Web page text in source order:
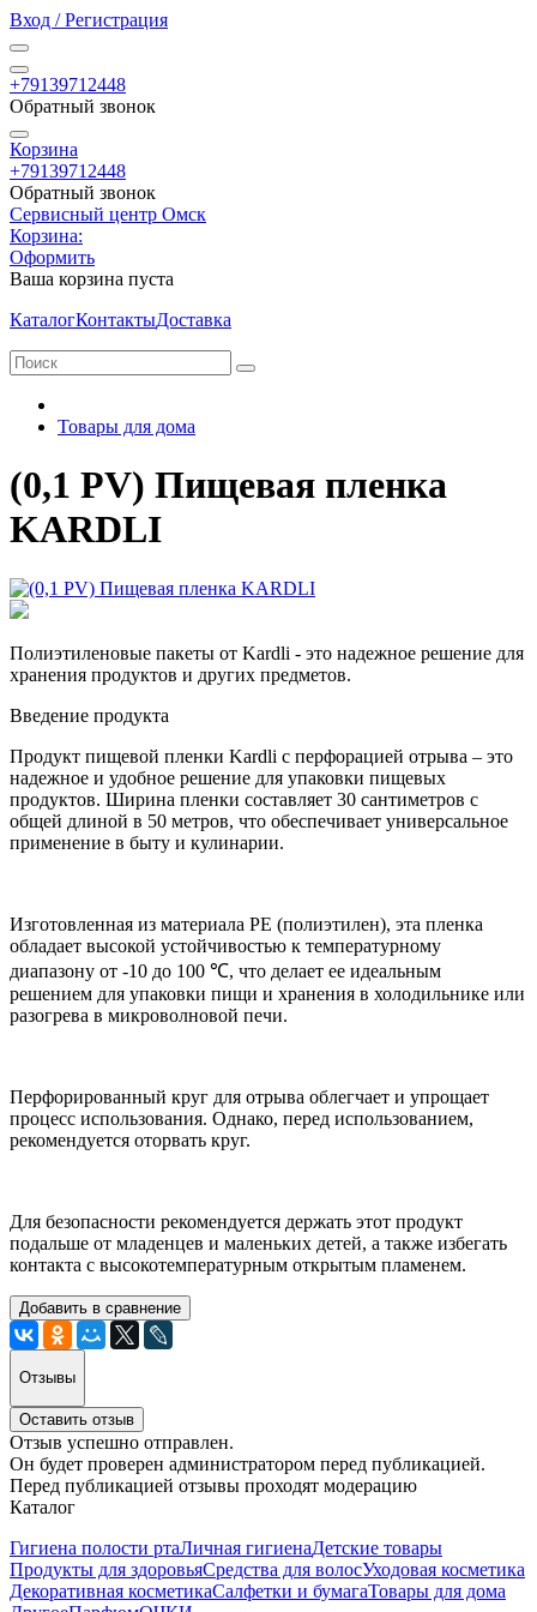
Вход / Регистрация
+79139712448
Обратный звонок
Корзина
+79139712448
Обратный звонок
Сервисный центр Омск
Корзина:
Оформить
Ваша корзина пуста
КаталогКонтактыДоставка
Товары для дома
(0,1 PV) Пищевая пленка
KARDLI
Полиэтиленовые пакеты от Kardli - это надежное решение для
хранения продуктов и других предметов.
Введение продукта
Продукт пищевой пленки Kardli с перфорацией отрыва – это
надежное и удобное решение для упаковки пищевых
продуктов. Ширина пленки составляет 30 сантиметров с
общей длиной в 50 метров, что обеспечивает универсальное
применение в быту и кулинарии.
Изготовленная из материала PE (полиэтилен), эта пленка
обладает высокой устойчивостью к температурному
диапазону от -10 до 100 ℃, что делает ее идеальным
решением для упаковки пищи и хранения в холодильнике или
разогрева в микроволновой печи.
Перфорированный круг для отрыва облегчает и упрощает
процесс использования. Однако, перед использованием,
рекомендуется оторвать круг.
Для безопасности рекомендуется держать этот продукт
подальше от младенцев и маленьких детей, а также избегать
контакта с высокотемпературным открытым пламенем.
Добавить в сравнение
Отзывы
Оставить отзыв
Отзыв успешно отправлен.
Он будет проверен администратором перед публикацией.
Перед публикацией отзывы проходят модерацию
Каталог
Гигиена полости ртаЛичная гигиенаДетские товары
Продукты для здоровьяСредства для волосУходовая косметика
Декоративная косметикаСалфетки и бумагаТовары для дома